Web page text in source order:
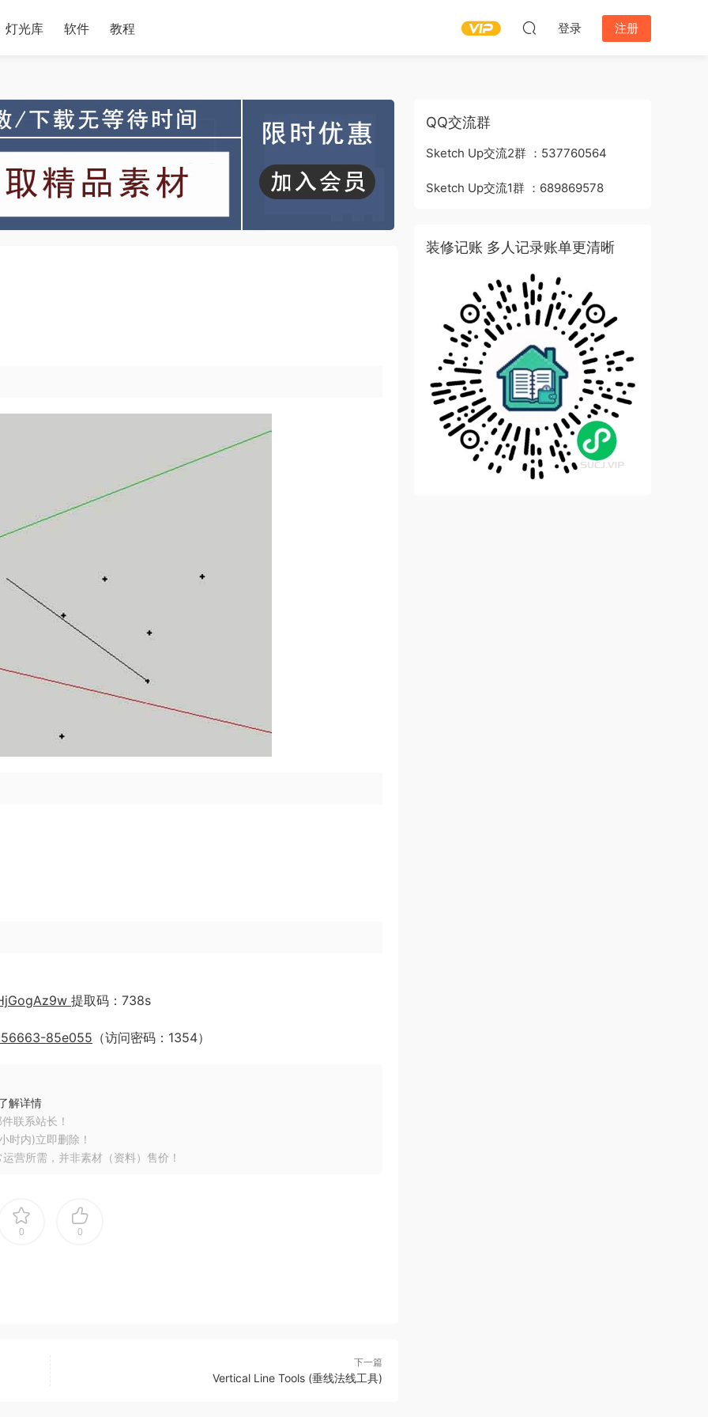
灯光库 软件 教程 登录 注册
提取码：738s
85e055 （访问密码：1354）
解详情
联系站长！
时内)立即删除！
营所需，并非素材（资料）售价！
0 0
下一篇
Vertical Line Tools (垂线法线工具)
QQ交流群
Sketch Up交流2群 ：537760564
Sketch Up交流1群 ：689869578
装修记账 多人记录账单更清晰